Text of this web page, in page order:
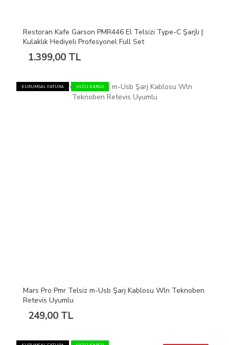
Restoran Kafe Garson PMR446 El Telsizi Type-C Şarjlı |
Kulaklık Hediyeli Profesyonel Full Set
1.399,00 TL
KURUMSAL FATURA HIZLI KARGO
Mars Pro Pmr Telsiz m-Usb Şarj Kablosu Wln Teknoben
Retevis Uyumlu
249,00 TL